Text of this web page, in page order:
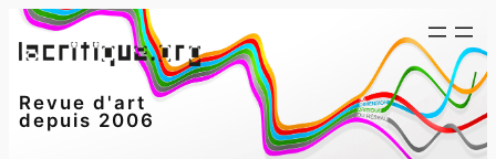
Aller
au
Revue d'art
depuis 2006